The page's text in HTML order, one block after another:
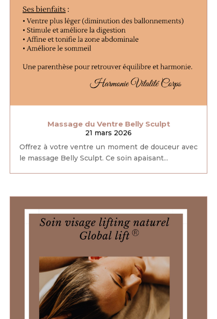
Massage du Ventre Belly Sculpt
21 mars 2026
Offrez à votre ventre un moment de douceur avec
le massage Belly Sculpt. Ce soin apaisant...